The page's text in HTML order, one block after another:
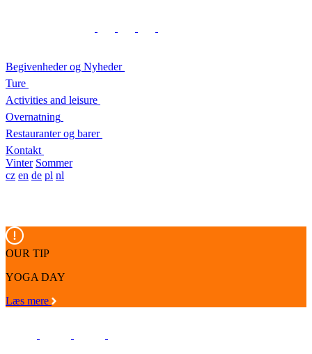
Begivenheder og Nyheder
Ture
Activities and leisure
Overnatning
Restauranter og barer
Kontakt
Vinter Sommer
cz en de pl nl
OUR TIP
YOGA DAY
Læs mere